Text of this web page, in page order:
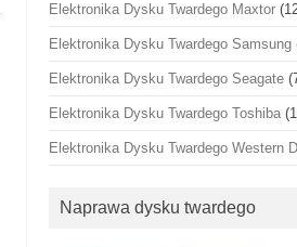
Elektronika Dysku Twardego Maxtor
Elektronika Dysku Twardego Samsung
Elektronika Dysku Twardego Seagate
Elektronika Dysku Twardego Toshiba
Elektronika Dysku Twardego Western
Naprawa dysku twardego